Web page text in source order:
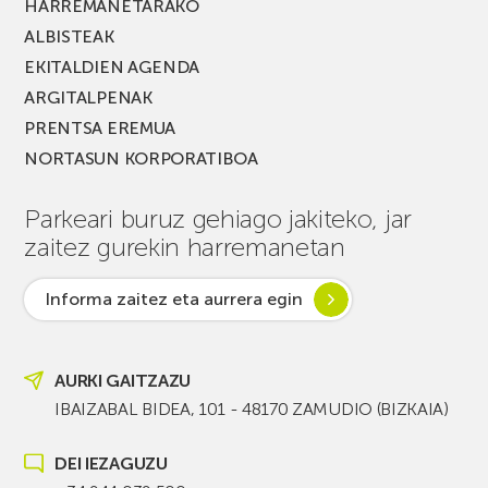
HARREMANETARAKO
ALBISTEAK
EKITALDIEN AGENDA
ARGITALPENAK
PRENTSA EREMUA
NORTASUN KORPORATIBOA
Parkeari buruz gehiago jakiteko, jar
zaitez gurekin harremanetan
Informa zaitez eta aurrera egin
AURKI GAITZAZU
IBAIZABAL BIDEA, 101 - 48170 ZAMUDIO (BIZKAIA)
DEI IEZAGUZU